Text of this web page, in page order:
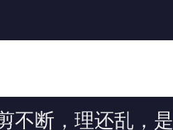
不断，理还乱，是